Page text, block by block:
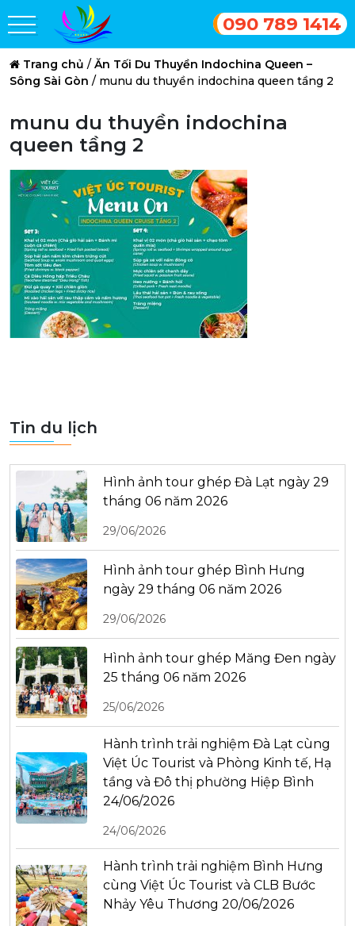
090 789 1414
Trang chủ / Ăn Tối Du Thuyền Indochina Queen –
Sông Sài Gòn / munu du thuyền indochina queen tầng 2
munu du thuyền indochina
queen tầng 2
Tin du lịch
Hình ảnh tour ghép Đà Lạt ngày 29
tháng 06 năm 2026
29/06/2026
Hình ảnh tour ghép Bình Hưng
ngày 29 tháng 06 năm 2026
29/06/2026
Hình ảnh tour ghép Măng Đen ngày
25 tháng 06 năm 2026
25/06/2026
Hành trình trải nghiệm Đà Lạt cùng
Việt Úc Tourist và Phòng Kinh tế, Hạ
tầng và Đô thị phường Hiệp Bình
24/06/2026
24/06/2026
Hành trình trải nghiệm Bình Hưng
cùng Việt Úc Tourist và CLB Bước
Nhảy Yêu Thương 20/06/2026